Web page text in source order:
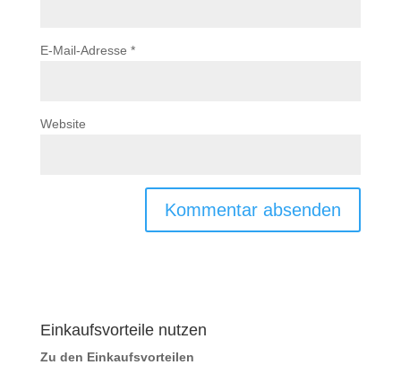
E-Mail-Adresse *
Website
Einkaufsvorteile nutzen
Zu den Einkaufsvorteilen